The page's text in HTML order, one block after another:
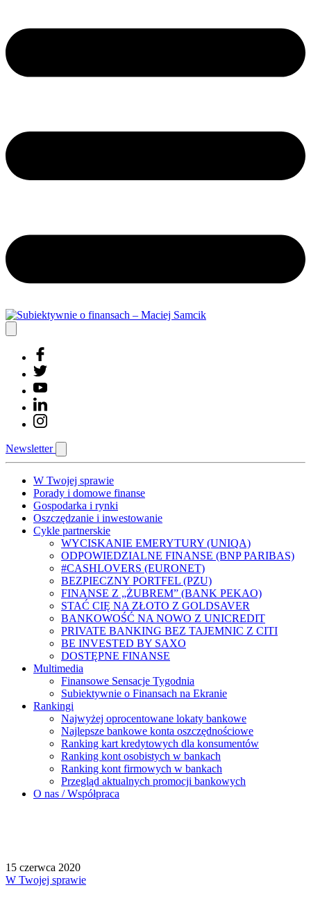
Newsletter
W Twojej sprawie
Porady i domowe finanse
Gospodarka i rynki
Oszczędzanie i inwestowanie
Cykle partnerskie
WYCISKANIE EMERYTURY (UNIQA)
ODPOWIEDZIALNE FINANSE (BNP PARIBAS)
#CASHLOVERS (EURONET)
BEZPIECZNY PORTFEL (PZU)
FINANSE Z „ŻUBREM” (BANK PEKAO)
STAĆ CIĘ NA ZŁOTO Z GOLDSAVER
BANKOWOŚĆ NA NOWO Z UNICREDIT
PRIVATE BANKING BEZ TAJEMNIC Z CITI
BE INVESTED BY SAXO
DOSTĘPNE FINANSE
Multimedia
Finansowe Sensacje Tygodnia
Subiektywnie o Finansach na Ekranie
Rankingi
Najwyżej oprocentowane lokaty bankowe
Najlepsze bankowe konta oszczędnościowe
Ranking kart kredytowych dla konsumentów
Ranking kont osobistych w bankach
Ranking kont firmowych w bankach
Przegląd aktualnych promocji bankowych
O nas / Współpraca
15 czerwca 2020
W Twojej sprawie